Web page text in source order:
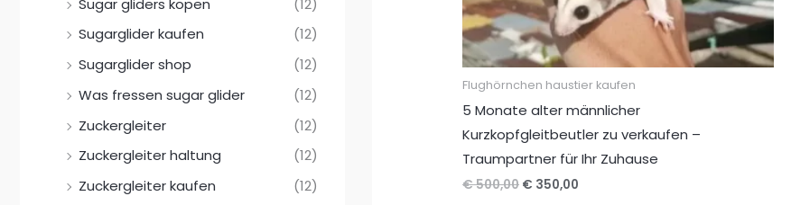
Sugarglider kaufen
(12)
Sugarglider shop
(12)
Was fressen sugar glider
(12)
Zuckergleiter
(12)
Zuckergleiter haltung
(12)
Zuckergleiter kaufen
(12)
Flughörnchen haustier kaufen
5 Monate alter männlicher
Kurzkopfgleitbeutler zu verkaufen –
Traumpartner für Ihr Zuhause
€500,00 Ursprünglicher
€ 350,00